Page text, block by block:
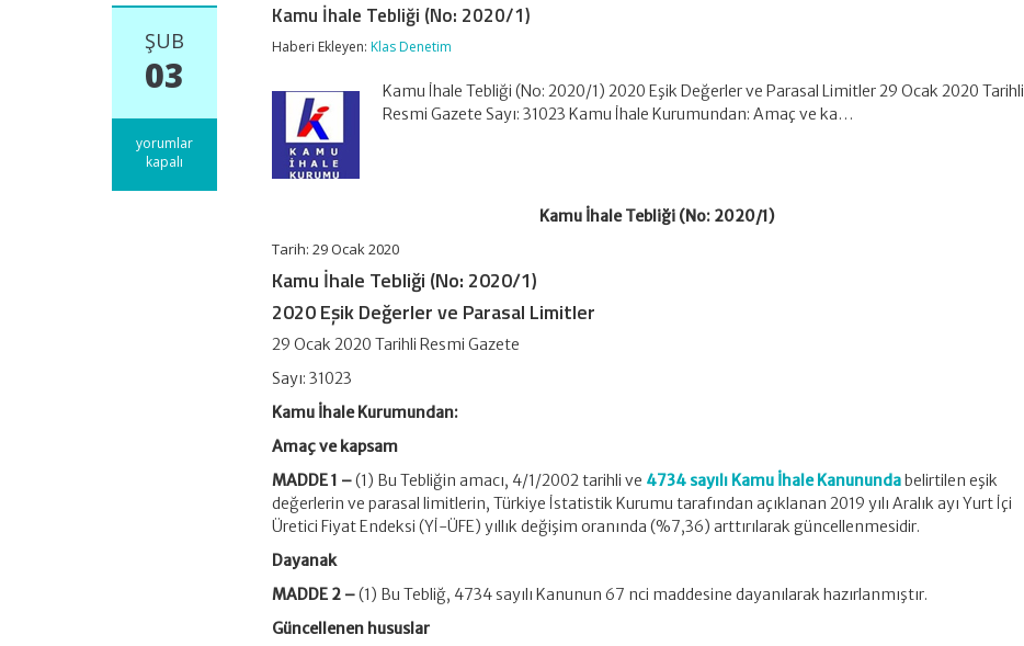
ŞUB
03
Kamu
İhale
yorumlar
kapalı
Kamu İhale Tebliği (No: 2020/1)
Haberi Ekleyen:Klas Denetim
Kamu İhale Tebliği (No: 2020/1) 2020 Eşik Değerler ve Parasal Limitler 29 Ocak 2020 Tarihli
Resmi Gazete Sayı: 31023 Kamu İhale Kurumundan: Amaç ve ka…
Kamu İhale Tebliği (No: 2020/1)
Tarih: 29 Ocak 2020
Kamu İhale Tebliği (No: 2020/1)
2020 Eşik Değerler ve Parasal Limitler
29 Ocak 2020 Tarihli Resmi Gazete
Sayı: 31023
Kamu İhale Kurumundan:
Amaç ve kapsam
MADDE 1 –(1) Bu Tebliğin amacı, 4/1/2002 tarihli ve 4734 sayılı Kamu İhale Kanunundabelirtilen eşik
değerlerin ve parasal limitlerin, Türkiye İstatistik Kurumu tarafından açıklanan 2019 yılı Aralık ayı Yurt İçi
Üretici Fiyat Endeksi (Yİ-ÜFE) yıllık değişim oranında (%7,36) arttırılarak güncellenmesidir.
Dayanak
MADDE 2 –(1) Bu Tebliğ, 4734 sayılı Kanunun 67 nci maddesine dayanılarak hazırlanmıştır.
Güncellenen hususlar